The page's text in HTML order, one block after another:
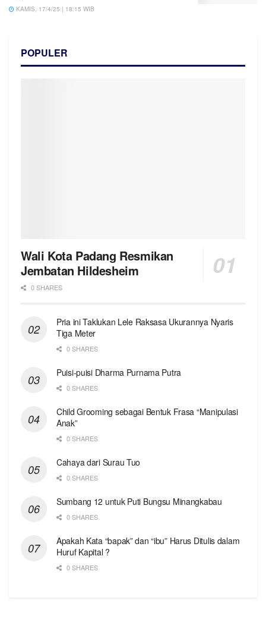
KAMIS, 17/4/25 | 18:15 WIB
POPULER
Wali Kota Padang Resmikan
Jembatan Hildesheim
0 SHARES
Pria ini Taklukan Lele Raksasa Ukurannya Nyaris
Tiga Meter
0 SHARES
Puisi-puisi Dharma Purnama Putra
0 SHARES
Child Grooming sebagai Bentuk Frasa “Manipulasi
Anak”
0 SHARES
Cahaya dari Surau Tuo
0 SHARES
Sumbang 12 untuk Puti Bungsu Minangkabau
0 SHARES
Apakah Kata “bapak” dan “ibu” Harus Ditulis dalam
Huruf Kapital ?
0 SHARES